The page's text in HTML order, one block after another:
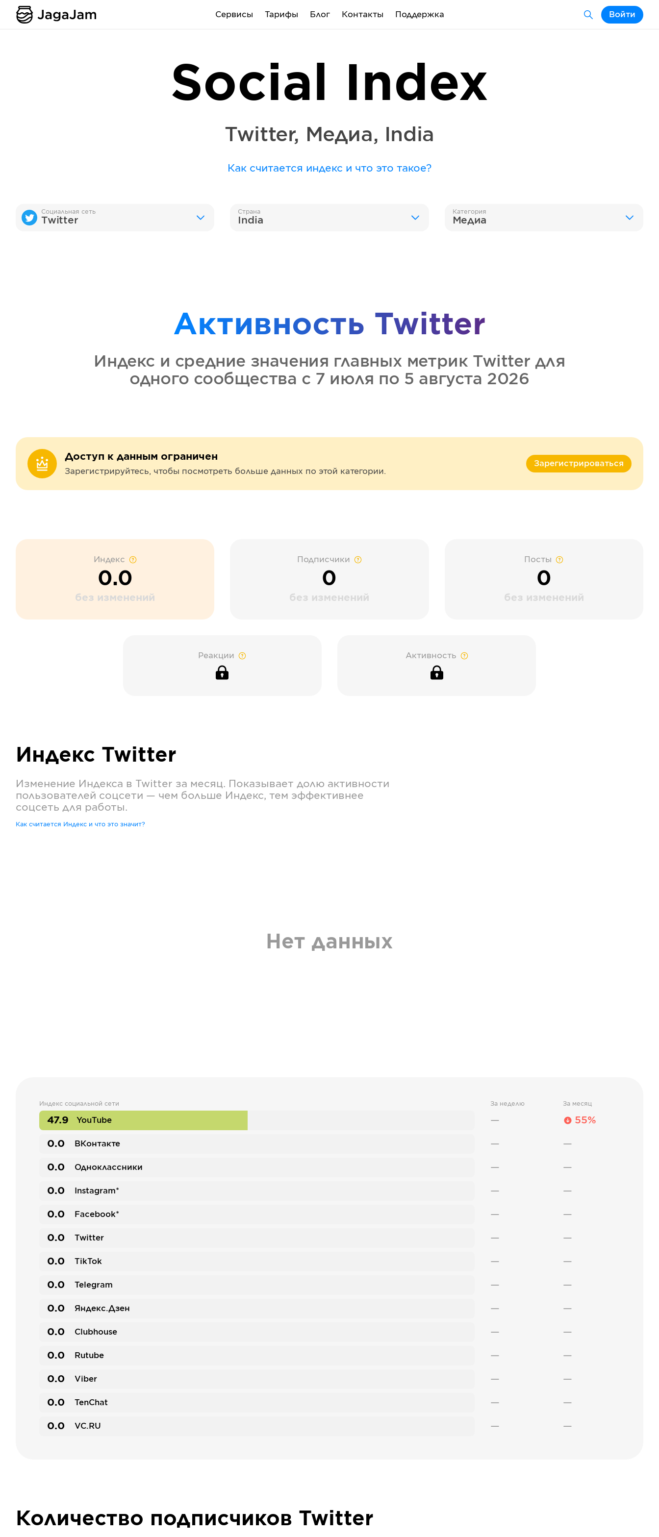
Сервисы Тарифы Блог Контакты Поддержка Войти
Social Index
Twitter, Медиа, India
Как считается индекс и что это такое?
Социальная сеть
Twitter
Страна
India
Категория
Медиа
Активность Twitter
Индекс и средние значения главных метрик Twitter для
одного сообщества с 7 июля по 5 августа 2026
Доступ к данным ограничен
Зарегистрируйтесь, чтобы посмотреть больше данных по этой категории.
Зарегистрироваться
Индекс
0.0
без изменений
Подписчики
0
без изменений
Посты
0
без изменений
Реакции Активность
Индекс Twitter
Изменение Индекса в Twitter за месяц. Показывает долю активности
пользователей соцсети — чем больше Индекс, тем эффективнее
соцсеть для работы.
Как считается Индекс и что это значит?
Нет данных
Индекс социальной сети За неделю За месяц
47.9 YouTube — 55%
0.0 ВКонтакте — —
0.0 Одноклассники — —
0.0 Instagram* — —
0.0 Facebook* — —
0.0 Twitter — —
0.0 TikTok — —
0.0 Telegram — —
0.0 Яндекс.Дзен — —
0.0 Clubhouse — —
0.0 Rutube — —
0.0 Viber — —
0.0 TenChat — —
0.0 VC.RU — —
Количество подписчиков Twitter